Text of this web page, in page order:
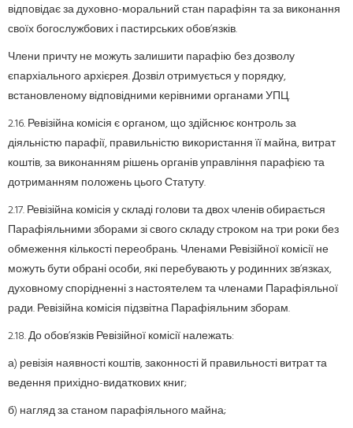
відповідає за духовно-моральний стан парафіян та за виконання
своїх богослужбових і пастирських обов’язків.
Члени причту не можуть залишити парафію без дозволу
єпархіального архієрея. Дозвіл отримується у порядку,
встановленому відповідними керівними органами УПЦ.
2.16. Ревізійна комісія є органом, що здійснює контроль за
діяльністю парафії, правильністю використання її майна, витрат
коштів, за виконанням рішень органів управління парафією та
дотриманням положень цього Статуту.
2.17. Ревізійна комісія у складі голови та двох членів обирається
Парафіяльними зборами зі свого складу строком на три роки без
обмеження кількості переобрань. Членами Ревізійної комісії не
можуть бути обрані особи, які перебувають у родинних зв’язках,
духовному спорідненні з настоятелем та членами Парафіяльної
ради. Ревізійна комісія підзвітна Парафіяльним зборам.
2.18. До обов’язків Ревізійної комісії належать:
а) ревізія наявності коштів, законності й правильності витрат та
ведення прихідно-видаткових книг;
б) нагляд за станом парафіяльного майна;